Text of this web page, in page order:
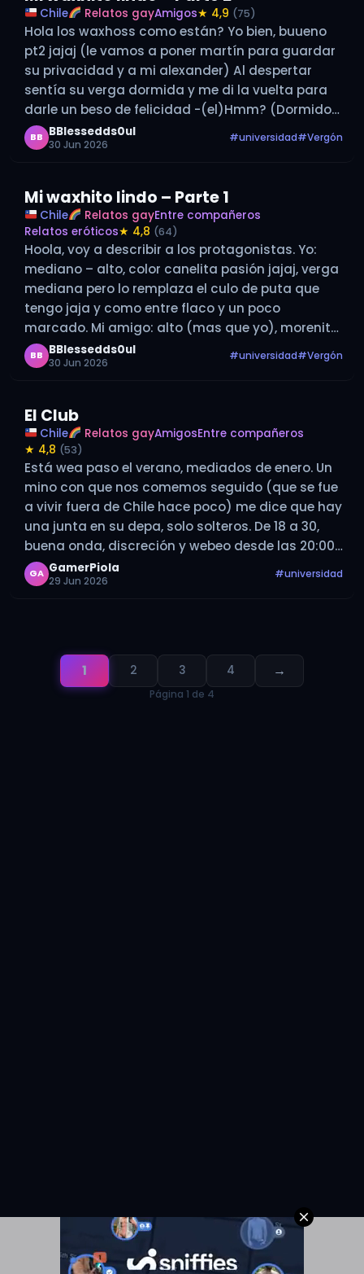
Chile Relatos gayAmigos★ 4,9 (75)
Hola los waxhoss como están? Yo bien, buueno
pt2 jajaj (le vamos a poner martín para guardar
su privacidad y a mi alexander) Al despertar
sentía su verga dormida y me di la vuelta para
darle un beso de felicidad -(el)Hmm? (Dormido)
-(yo) yapo dijiste que te ibas temprano y…
BB BBlessedds0ul
30 Jun 2026
#universidad#Vergón
Mi waxhito lindo – Parte 1
Chile Relatos gayEntre compañeros
Relatos eróticos★ 4,8 (64)
Hoola, voy a describir a los protagonistas. Yo:
mediano – alto, color canelita pasión jajaj, verga
mediana pero lo remplaza el culo de puta que
tengo jaja y como entre flaco y un poco
marcado. Mi amigo: alto (mas que yo), morenito,
mas o menos mas oscuro que yo, verga…
BB BBlessedds0ul
30 Jun 2026
#universidad#Vergón
El Club
Chile Relatos gayAmigosEntre compañeros
★ 4,8 (53)
Está wea paso el verano, mediados de enero. Un
mino con que nos comemos seguido (que se fue
a vivir fuera de Chile hace poco) me dice que hay
una junta en su depa, solo solteros. De 18 a 30,
buena onda, discreción y webeo desde las 20:00.
Yo estaba…
GA GamerPiola
29 Jun 2026
#universidad
1 2 3 4 →
Página 1 de 4